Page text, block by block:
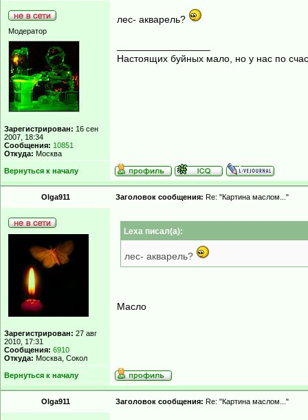
Модератор
Зарегистрирован: 16 сен
2007, 18:34
Сообщения: 10851
Откуда: Москва
лес- акварель?
Настоящих буйных мало, но у нас по
Вернуться к началу
Olga911 Заголовок сообщения: Re: "Картина маслом..."
Зарегистрирован: 27 авг
2010, 17:31
Сообщения: 6910
Откуда: Москва, Сокол
Lexa писал(а):
лес- акварель?
Масло
Вернуться к началу
Olga911 Заголовок сообщения: Re: "Картина маслом..."